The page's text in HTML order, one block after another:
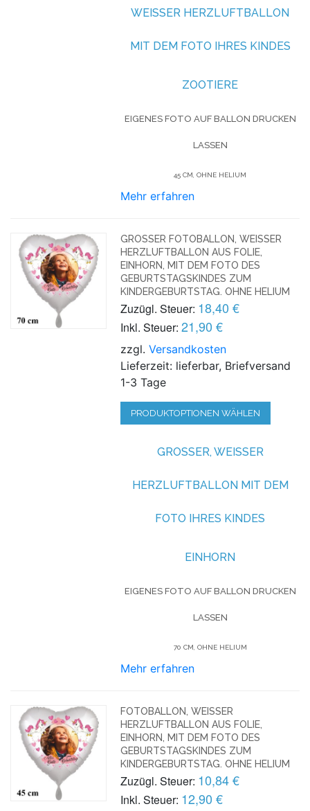
WEISSER HERZLUFTBALLON M
IT DEM FOTO IHRES KINDES
ZOOTIERE
EIGENES FOTO AUF BALLON DRUCKEN
LASSEN
45 CM, OHNE HELIUM
Mehr erfahren
GROSSER FOTOBALLON, WEISSER HE
RZLUFTBALLON AUS FOLIE, EI
NHORN, MIT DEM FOTO DES GE
BURTSTAGSKINDES ZUM KI
NDERGEBURTSTAG. OHNE HELIUM
Zuzügl. Steuer: 18,40 €
Inkl. Steuer: 21,90 €
zzgl.Versandkosten
Lieferzeit: lieferbar, Briefversand
1-3 Tage
PRODUKTOPTIONEN WÄHLEN
GROSSER, WEISSER HE
RZLUFTBALLON MIT DEM FO
TO IHRES KINDES
EINHORN
EIGENES FOTO AUF BALLON DRUCKEN
LASSEN
70 CM, OHNE HELIUM
Mehr erfahren
FOTOBALLON, WEISSER H
ERZLUFTBALLON AUS FOLIE, E
INHORN, MIT DEM FOTO DES G
EBURTSTAGSKINDES ZUM K
INDERGEBURTSTAG. OHNE HELIUM
Zuzügl. Steuer: 10,84 €
Inkl. Steuer: 12,90 €